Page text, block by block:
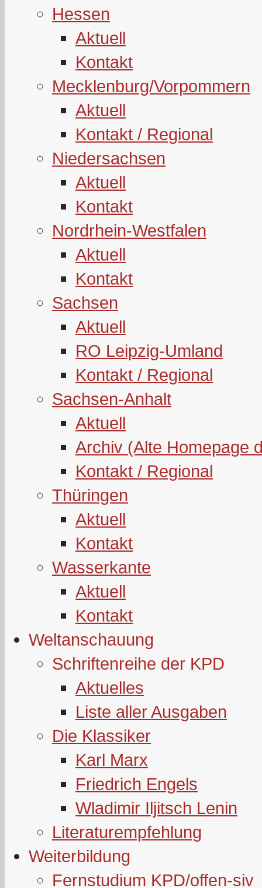
Hessen
Aktuell
Kontakt
Mecklenburg/Vorpommern
Aktuell
Kontakt / Regional
Niedersachsen
Aktuell
Kontakt
Nordrhein-Westfalen
Aktuell
Kontakt
Sachsen
Aktuell
RO Leipzig-Umland
Kontakt / Regional
Sachsen-Anhalt
Aktuell
Archiv (Alte Homepage
Kontakt / Regional
Thüringen
Aktuell
Kontakt
Wasserkante
Aktuell
Kontakt
Weltanschauung
Schriftenreihe der KPD
Aktuelles
Liste aller Ausgaben
Die Klassiker
Karl Marx
Friedrich Engels
Wladimir Iljitsch Lenin
Literaturempfehlung
Weiterbildung
Fernstudium KPD/offen-siv